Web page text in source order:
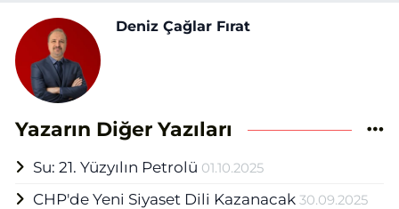
Deniz Çağlar Fırat
Yazarın Diğer Yazıları
Su: 21. Yüzyılın Petrolü 01.10.2025
CHP'de Yeni Siyaset Dili Kazanacak 30.09.2025